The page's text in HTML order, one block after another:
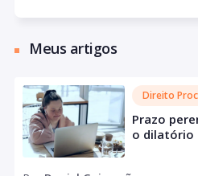
Meus artigos
Direito
Prazo
o dilatório